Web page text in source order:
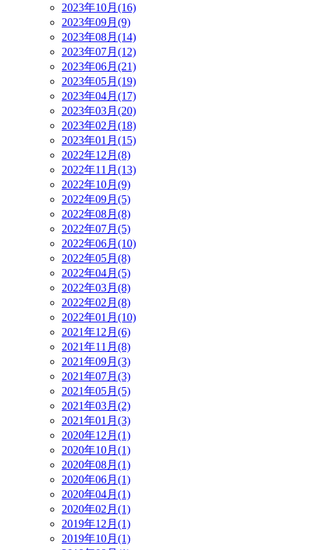
2023年10月(16)
2023年09月(9)
2023年08月(14)
2023年07月(12)
2023年06月(21)
2023年05月(19)
2023年04月(17)
2023年03月(20)
2023年02月(18)
2023年01月(15)
2022年12月(8)
2022年11月(13)
2022年10月(9)
2022年09月(5)
2022年08月(8)
2022年07月(5)
2022年06月(10)
2022年05月(8)
2022年04月(5)
2022年03月(8)
2022年02月(8)
2022年01月(10)
2021年12月(6)
2021年11月(8)
2021年09月(3)
2021年07月(3)
2021年05月(5)
2021年03月(2)
2021年01月(3)
2020年12月(1)
2020年10月(1)
2020年08月(1)
2020年06月(1)
2020年04月(1)
2020年02月(1)
2019年12月(1)
2019年10月(1)